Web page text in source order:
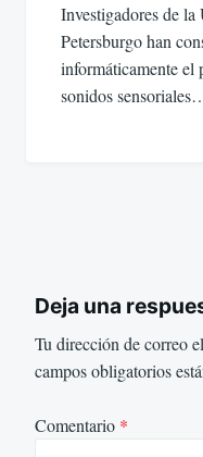
Investigadores de
Petersburgo han
informáticamente el
sonidos
Deja una
Tu dirección de correo
campos obligatorios
Comentario *